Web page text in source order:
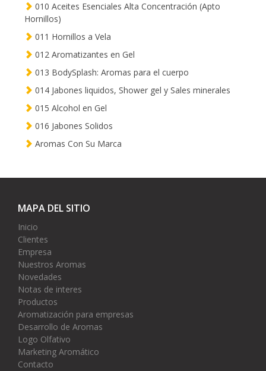
010 Aceites Esenciales Alta Concentración (Apto
Hornillos)
011 Hornillos a Vela
012 Aromatizantes en Gel
013 BodySplash: Aromas para el cuerpo
014 Jabones liquidos, Shower gel y Sales minerales
015 Alcohol en Gel
016 Jabones Solidos
Aromas Con Su Marca
MAPA DEL SITIO
Inicio
Clientes
Empresa
Nuestros Aromas
Novedades
Notas de interes
Productos
Aromatización para empresas
Desarrollo de Aromas
Logo Olfativo
Marketing Aromático
Contacto